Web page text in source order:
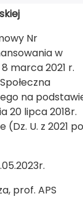
Nr
w
marca 2021 r.
na
20 lipca 2018r.
U. z 2021
prof. APS